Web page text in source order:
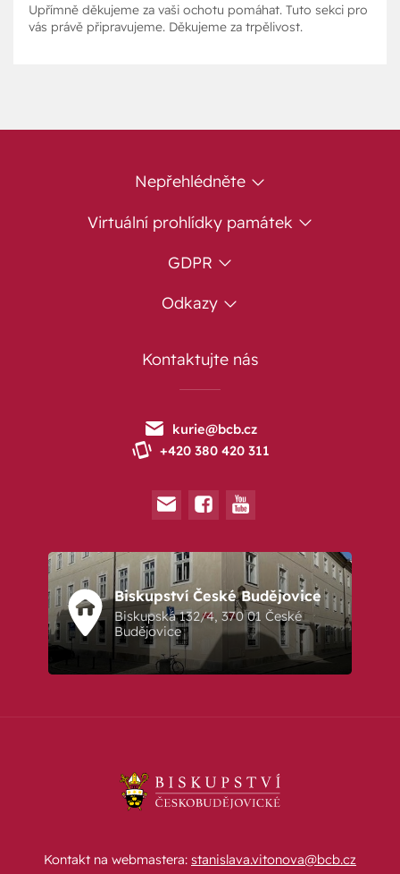
Upřímně děkujeme za vaši ochotu pomáhat. Tuto sekci pro
vás právě připravujeme. Děkujeme za trpělivost.
Nepřehlédněte
Virtuální prohlídky památek
GDPR
Odkazy
Kontaktujte nás
kurie@bcb.cz
+420 380 420 311
Biskupství České Budějovice
Biskupská 132/4, 370 01 České
Budějovice
Kontakt na webmastera: stanislava.vitonova@bcb.cz